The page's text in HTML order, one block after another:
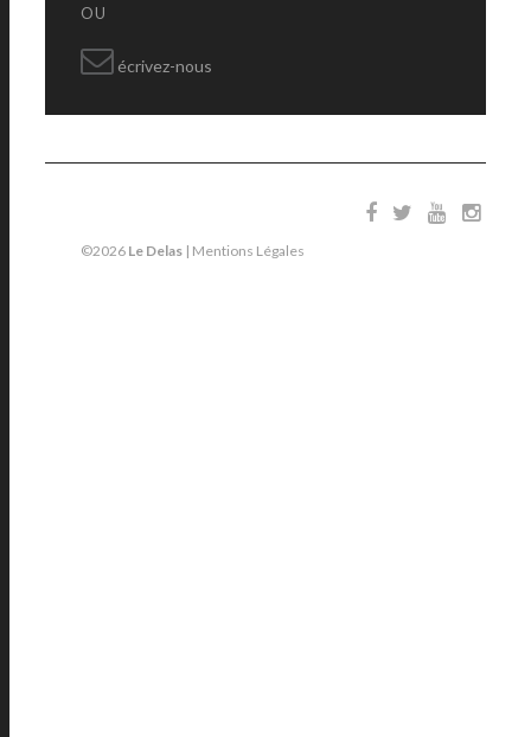
OU
écrivez-nous
©2026 Le Delas | Mentions Légales